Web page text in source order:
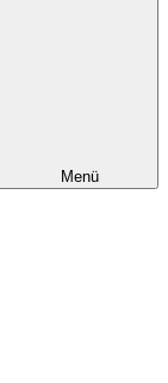
Menü